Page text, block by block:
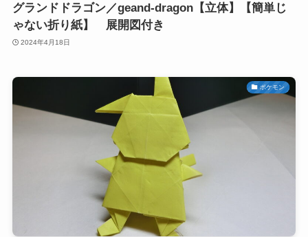
グランドドラゴン／geand-dragon【立体】【簡単じ
ゃない折り紙】 展開図付き
2024年4月18日
ポケモン